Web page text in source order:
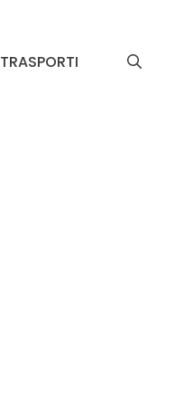
TRASPORTI